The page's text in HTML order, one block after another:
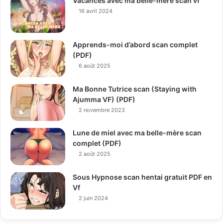
16 avril 2024
Apprends-moi d’abord scan complet
(PDF)
6 août 2025
Ma Bonne Tutrice scan (Staying with
Ajumma VF) (PDF)
2 novembre 2023
Lune de miel avec ma belle-mère scan
complet (PDF)
2 août 2025
Sous Hypnose scan hentai gratuit PDF en
Vf
2 juin 2024